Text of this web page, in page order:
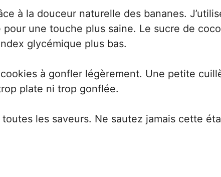
à la douceur naturelle des bananes.
pour une touche plus saine. Le sucre de
glycémique plus bas.
à gonfler légèrement. Une petite
plate ni trop gonflée.
toutes les saveurs. Ne sautez jamais cette